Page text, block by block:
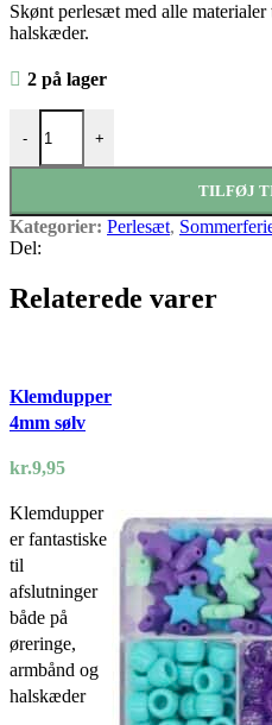
pris
var:
pris
Skønt perlesæt med alle
halskæder.
2 på lager
-
Perlesæt Ispind antal
+
TILFØJ
Kategorier: Perlesæt,
Del:
Relaterede varer
Klemdupper
4mm sølv
kr.9,95
Klemdupper
er fantastiske
til
afslutninger
både på
øreringe,
armbånd og
halskæder